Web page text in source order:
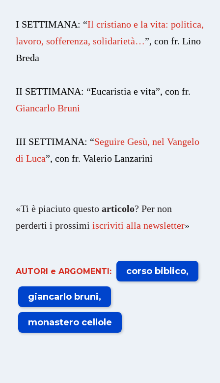
I SETTIMANA: “Il cristiano e la vita: politica,
lavoro, sofferenza, solidarietà…”, con fr. Lino
Breda
II SETTIMANA: “Eucaristia e vita”, con fr.
Giancarlo Bruni
III SETTIMANA: “Seguire Gesù, nel Vangelo
di Luca”, con fr. Valerio Lanzarini
«Ti è piaciuto questo articolo? Per non
perderti i prossimi iscriviti alla newsletter»
AUTORI e ARGOMENTI: corso biblico
giancarlo bruni
monastero cellole